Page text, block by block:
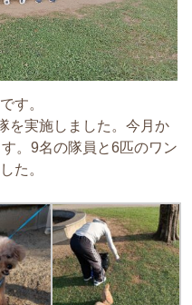
す。
を実施しました。今月か
。9名の隊員と6匹のワン
た。